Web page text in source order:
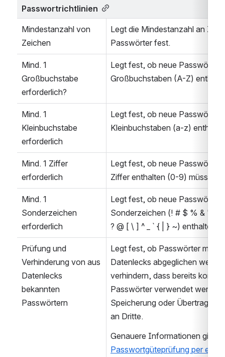
Passwortrichtlinien
Mindestanzahl von
Zeichen
Legt die Mindestanzahl an
Passwörter fest.
Mind. 1
Großbuchstabe
erforderlich?
Legt fest, ob neue Passwörter
Großbuchstaben (A-Z)
Mind. 1
Kleinbuchstabe
erforderlich
Legt fest, ob neue Passwörter
Kleinbuchstaben (a-z)
Mind. 1 Ziffer
erforderlich
Legt fest, ob neue Passwörter
Ziffer enthalten (0-9) müssen.
Mind. 1
Sonderzeichen
erforderlich
Legt fest, ob neue Passwörter
Sonderzeichen (! # $ % & ' ( )
? @ [ \ ] ^ _ ` { | } ~) enthalten
Prüfung und
Verhinderung von aus
Datenlecks
bekannten
Passwörtern
Legt fest, ob Passwörter mit
Datenlecks abgeglichen
verhindern, dass bereits
Passwörter verwendet
Speicherung oder
an Dritte.
Passwortgüteprüfung per